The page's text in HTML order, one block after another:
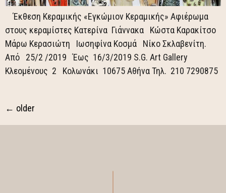
Έκθεση Κεραμικής «Εγκώμιον Κεραμικής» Αφιέρωμα
στους κεραμίστες Κατερίνα Γιάννακα Κώστα Καρακίτσο
Μάρω Κερασιώτη Ιωσηφίνα Κοσμά Νίκο Σκλαβενίτη.
Από 25/2 /2019 Έως 16/3/2019 S.G. Art Gallery
Κλεομένους 2 Κολωνάκι 10675 Αθήνα Τηλ. 210 7290875
← older